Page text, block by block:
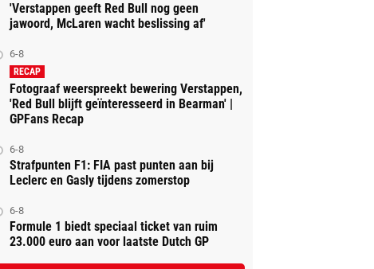
'Verstappen geeft Red Bull nog geen
jawoord, McLaren wacht beslissing af'
6-8
RECAP
Fotograaf weerspreekt bewering Verstappen,
'Red Bull blijft geïnteresseerd in Bearman' |
GPFans Recap
6-8
Strafpunten F1: FIA past punten aan bij
Leclerc en Gasly tijdens zomerstop
6-8
Formule 1 biedt speciaal ticket van ruim
23.000 euro aan voor laatste Dutch GP